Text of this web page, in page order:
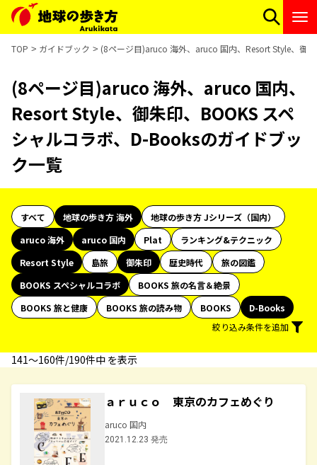
TOP ガイドブック (8ページ目)aruco 海外、aruco 国内、Resort Style、御
(8ページ目)aruco 海外、aruco 国内、
Resort Style、御朱印、BOOKS スペ
シャルコラボ、D-Booksのガイドブッ
ク一覧
すべて 地球の歩き方 海外
地球の歩き方 Jシリーズ（国内）
aruco 海外
aruco 国内 Plat
ランキング&テクニック
Resort Style
島旅 御朱印 歴史時代
旅の図鑑
BOOKS スペシャルコラボ
BOOKS 旅の名言＆絶景
BOOKS 旅と健康
BOOKS 旅の読み物 BOOKS
D-Books
絞り込み条件を追加
141〜160件/190件中 を表示
ａｒｕｃｏ 東京のカフェめぐり
aruco 国内
2021.12.23 発売